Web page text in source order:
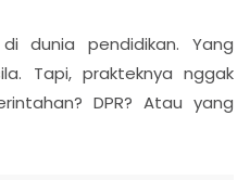
dunia pendidikan. Yang
Tapi, prakteknya nggak
DPR? Atau yang